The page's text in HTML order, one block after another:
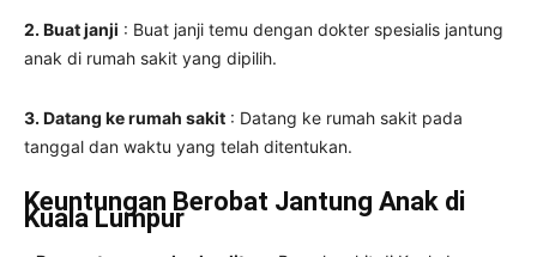
2. Buat janji : Buat janji temu dengan dokter spesialis jantung
anak di rumah sakit yang dipilih.
3. Datang ke rumah sakit : Datang ke rumah sakit pada
tanggal dan waktu yang telah ditentukan.
Keuntungan Berobat Jantung Anak di
Kuala Lumpur